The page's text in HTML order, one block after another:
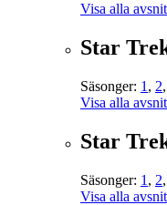
Visa alla
Star
Säsonger: 1 , 2,
Visa alla
Star
Säsonger: 1 , 2,
Visa alla